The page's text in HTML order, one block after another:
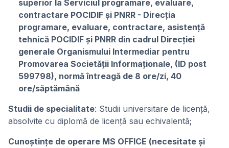
superior la Serviciul programare, evaluare,
contractare POCIDIF și PNRR - Direcția
programare, evaluare, contractare, asistență
tehnică POCIDIF și PNRR din cadrul Direcției
generale Organismului Intermediar pentru
Promovarea Societății Informaționale, (ID post
599798), normă întreagă de 8 ore/zi, 40
ore/săptămână
Studii de specialitate: Studii universitare de licență,
absolvite cu diplomă de licență sau echivalentă;
Cunoștințe de operare MS OFFICE (necesitate și